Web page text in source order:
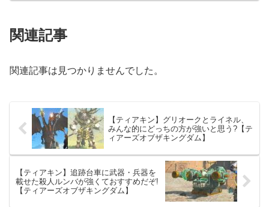
関連記事
関連記事は見つかりませんでした。
【ティアキン】グリオークとライネル、
みんな的にどっちの方が強いと思う?【テ
ィアーズオブザキングダム】
【ティアキン】追跡台車に武器・兵器を
載せた殺人ルンバが強くておすすめだぞ!
【ティアーズオブザキングダム】